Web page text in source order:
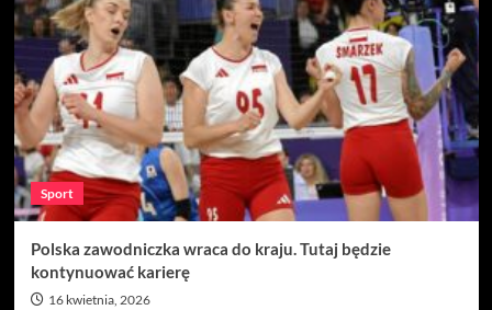
Sport
Polska zawodniczka wraca do kraju. Tutaj będzie
kontynuować karierę
16 kwietnia, 2026